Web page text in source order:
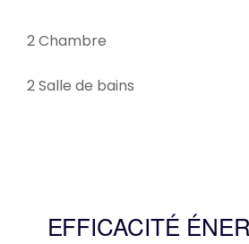
2 Chambre
2 Salle de bains
EFFICACITÉ